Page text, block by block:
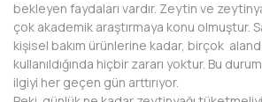
bekleyen faydaları vardır. Zeytin ve
çok akademik araştırmaya konu olmuştur.
kişisel bakım ürünlerine kadar, birçok
kullanıldığında hiçbir zararı yoktur. Bu
ilgiyi her geçen gün arttırıyor.